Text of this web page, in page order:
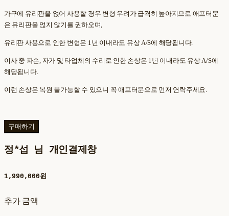
가구에 유리판을 얹어 사용할 경우 변형 우려가 급격히 높아지므로 애프터문
은 유리판을 얹지 않기를 권하오며,
유리판 사용으로 인한 변형은 1년 이내라도 유상 A/S에 해당됩니다.
이사 중 파손, 자가 및 타업체의 수리로 인한 손상은 1년 이내라도 유상 A/S에
해당됩니다.
이런 손상은 복원 불가능할 수 있으니 꼭 애프터문으로 먼저 연락주세요.
구매하기
정*섭 님 개인결제창
1,990,000원
추가 금액